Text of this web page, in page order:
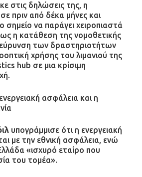
στις δηλώσεις της, η
πριν από δέκα μήνες και
σημείο να παράγει χειροπιαστά
η κατάθεση της νομοθετικής
των δραστηριοτήτων
χρήσης του λιμανιού της
hub σε μια κρίσιμη
ασφάλεια και η
υπογράμμισε ότι η ενεργειακή
με την εθνική ασφάλεια, ενώ
«ισχυρό εταίρο που
του τομέα».